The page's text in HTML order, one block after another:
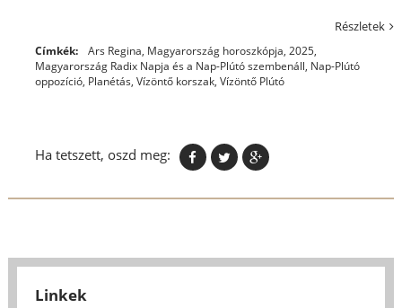
Részletek
Címkék: Ars Regina, Magyarország horoszkópja, 2025,
Magyarország Radix Napja és a Nap-Plútó szembenáll, Nap-Plútó
oppozíció, Planétás, Vízöntő korszak, Vízöntő Plútó
Ha tetszett, oszd meg:
Linkek